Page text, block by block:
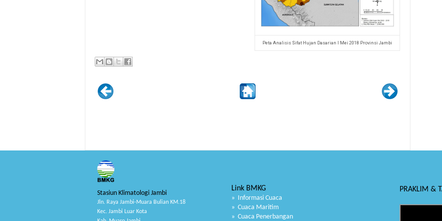
Peta Analisis Sifat Hujan Dasarian I Mei 2018 Provinsi Jambi
Stasiun Klimatologi Jambi
Jln. Raya Jambi-Muara Bulian KM.18
Kec. Jambi Luar Kota
Link BMKG
» Informasi Cuaca
» Cuaca Maritim
» Cuaca Penerbangan
PRAKLIM &